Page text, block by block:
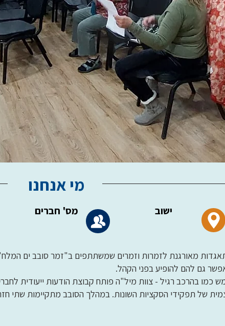
מי אנחנו
מס' חברים ישוב
מאורגנת לזמרות וזמרים שמשתתפים ב"זמר סובב ים
גם להם להופיע בפני הקהל.
כמו בהרכב רגיל - צוות מיל"ה פותח קבוצת הודעות ייעודית
של תפקידי הסקציות השונות. במהלך הסובב מתקיימות שתי